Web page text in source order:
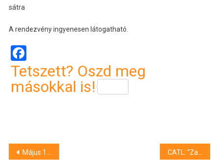
sátra
A rendezvény ingyenesen látogatható.
Facebook
Tetszett? Oszd meg
másokkal is!
Bejegyzés
Május 1-i programok Szolnokon és a megyében